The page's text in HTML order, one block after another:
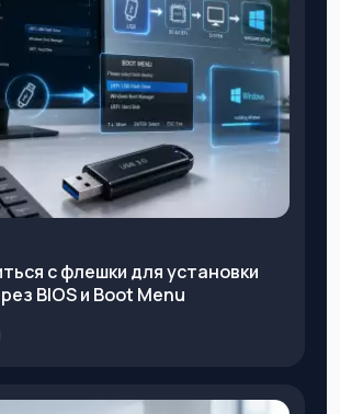
с флешки для установки
BIOS и Boot Menu